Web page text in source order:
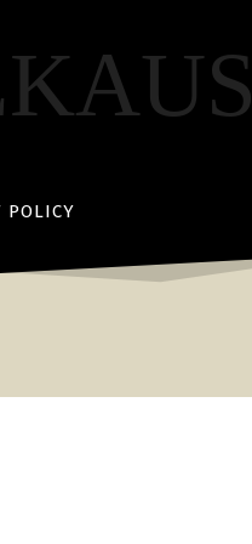
POLICY